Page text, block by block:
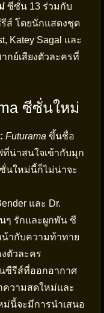
ซีซั่น 13 ร่วมกับ
รีส์ โดยนักแสดงชุด
Katey Sagal และ
กย์เสียงตัวละครที่
ซีซั่นใหม่
Futurama ขึ้นชื่อ
ที่น่าสนใจเข้ากับมุก
นใหม่นี้ก็ไม่น่าจะ
และ Dr.
ๆ รักและผูกพัน ซี
ากับความท้าทาย
ตัวละคร
ซีรีส์ที่ออกอากาศ
ความสดใหม่และ
นี้จะมีการนำเสนอ